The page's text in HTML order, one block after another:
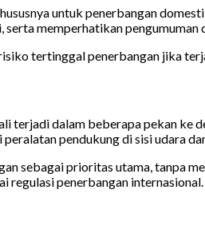
untuk penerbangan
memperhatikan pengumuman
tertinggal penerbangan jika
dalam beberapa pekan ke
pendukung di sisi udara
sebagai prioritas utama, tanpa
regulasi penerbangan internasional.